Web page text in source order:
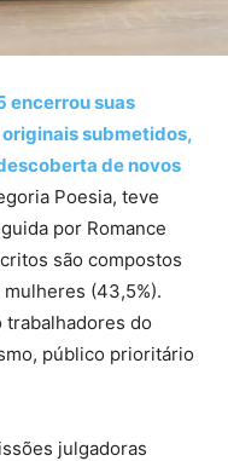
encerrou suas
submetidos,
de novos
Poesia, teve
por Romance
são compostos
mulheres (43,5%).
do
público prioritário
julgadoras